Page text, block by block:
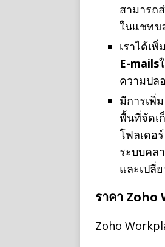
สามารถ
ในแชทข
เราได้เ
E-mails
ความปล
มีการเพิ่ม
พื้นที่จัดเ
โฟลเดอ
ระบบคล
และเปลี่
ราคา Zoho
Zoho